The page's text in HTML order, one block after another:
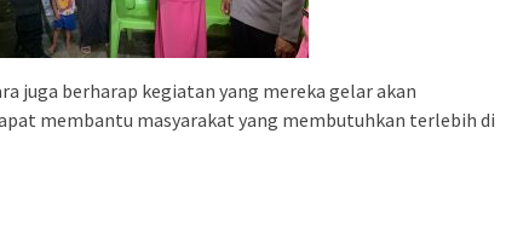
juga berharap kegiatan yang mereka gelar akan
membantu masyarakat yang membutuhkan terlebih di